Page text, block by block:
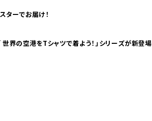
ターでお届け！
ードTシャツで海外旅行気分！ pTaに「 世界の空港をTシャツで着よう！」シリーズが新登場